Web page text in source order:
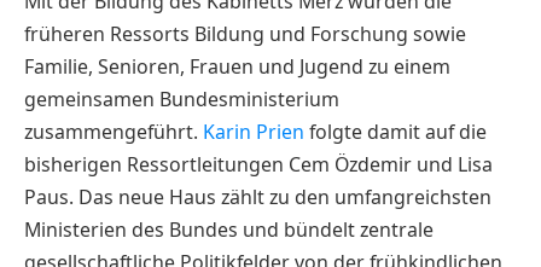
früheren Ressorts Bildung und Forschung sowie
Familie, Senioren, Frauen und Jugend zu einem
gemeinsamen Bundesministerium
zusammengeführt. Karin Prien folgte damit auf die
bisherigen Ressortleitungen Cem Özdemir und Lisa
Paus. Das neue Haus zählt zu den umfangreichsten
Ministerien des Bundes und bündelt zentrale